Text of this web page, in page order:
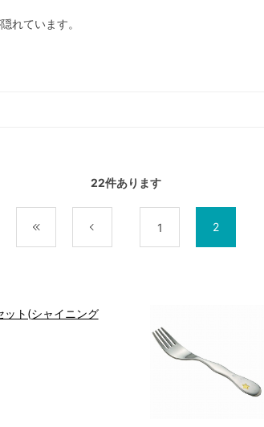
れています。
22件あります
1 2
ット(シャイニング